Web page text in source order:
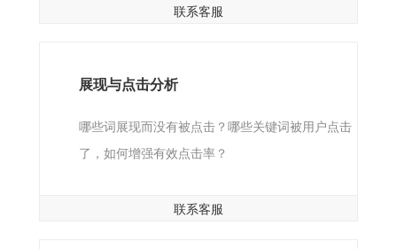
联系客服
展现与点击分析
哪些词展现而没有被点击？哪些关键词被用户点击
了，如何增强有效点击率？
联系客服